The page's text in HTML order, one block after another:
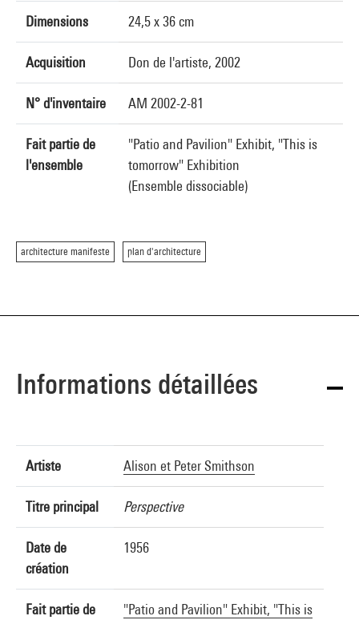
Dimensions 24,5 x 36 cm
Acquisition Don de l'artiste, 2002
N° d'inventaire AM 2002-2-81
Fait partie de
l'ensemble
"Patio and Pavilion" Exhibit, "This is
tomorrow" Exhibition
(Ensemble dissociable)
architecture manifeste plan d'architecture
Informations détaillées
Artiste Alison et Peter Smithson
Titre principal Perspective
Date de
création
1956
Fait partie de
"Patio and Pavilion" Exhibit, "This is